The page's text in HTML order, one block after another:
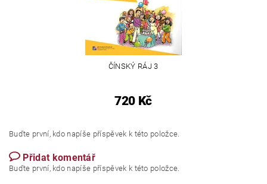
ČÍNSKÝ RÁJ 3
720 Kč
Buďte první, kdo napíše příspěvek k této položce.
Přidat komentář
Buďte první, kdo napíše příspěvek k této položce.